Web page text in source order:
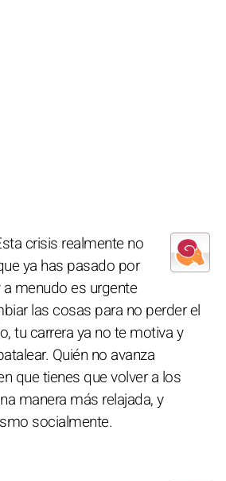
crisis realmente no
ya has pasado por
menudo es urgente
las cosas para no perder el
tu carrera ya no te motiva y
Quién no avanza
que tienes que volver a los
manera más relajada, y
socialmente.